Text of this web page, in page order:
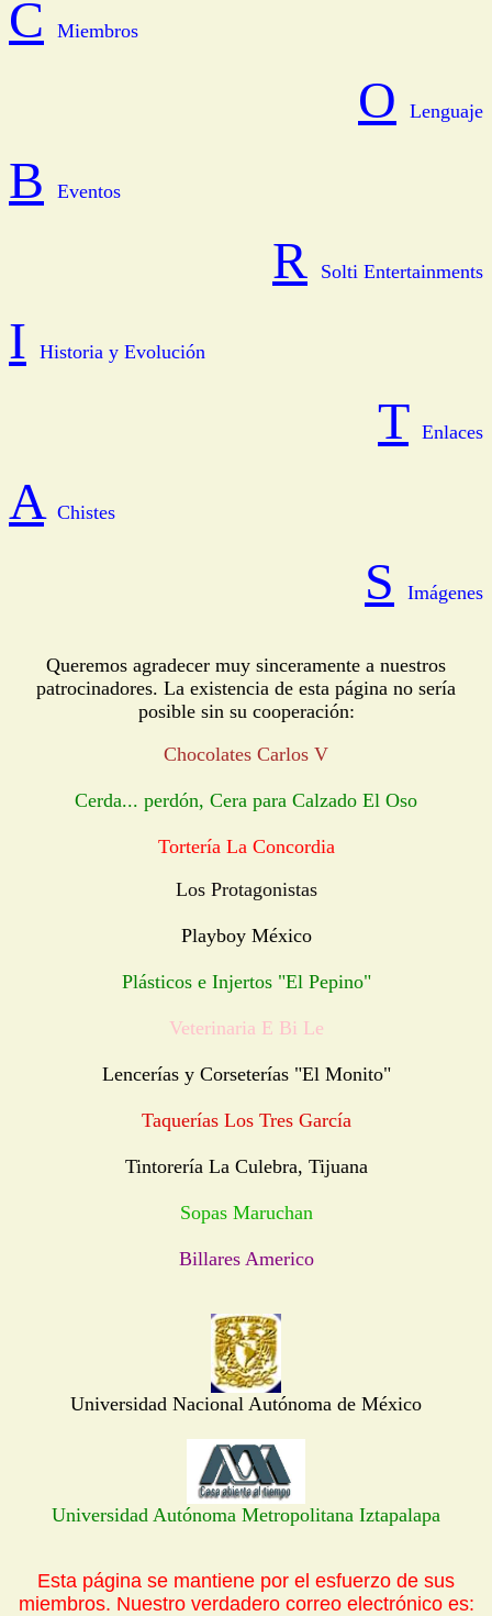
C Miembros
O Lenguaje
B Eventos
R Solti Entertainments
I Historia y Evolución
T Enlaces
A Chistes
S Imágenes
Queremos agradecer muy sinceramente a nuestros
patrocinadores. La existencia de esta página no sería
posible sin su cooperación:
Chocolates Carlos V
Cerda... perdón, Cera para Calzado El Oso
Tortería La Concordia
Los Protagonistas
Playboy México
Plásticos e Injertos "El Pepino"
Veterinaria E Bi Le
Lencerías y Corseterías "El Monito"
Taquerías Los Tres García
Tintorería La Culebra, Tijuana
Sopas Maruchan
Billares Americo
Universidad Nacional Autónoma de México
Universidad Autónoma Metropolitana Iztapalapa
Esta página se mantiene por el esfuerzo de sus
miembros. Nuestro verdadero correo electrónico es: